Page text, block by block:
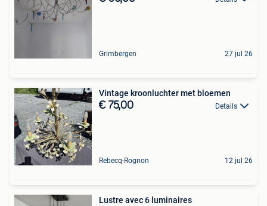
Grimbergen 27 jul 26
Vintage kroonluchter met bloemen
€ 75,00 Details
Rebecq-Rognon 12 jul 26
Lustre avec 6 luminaires